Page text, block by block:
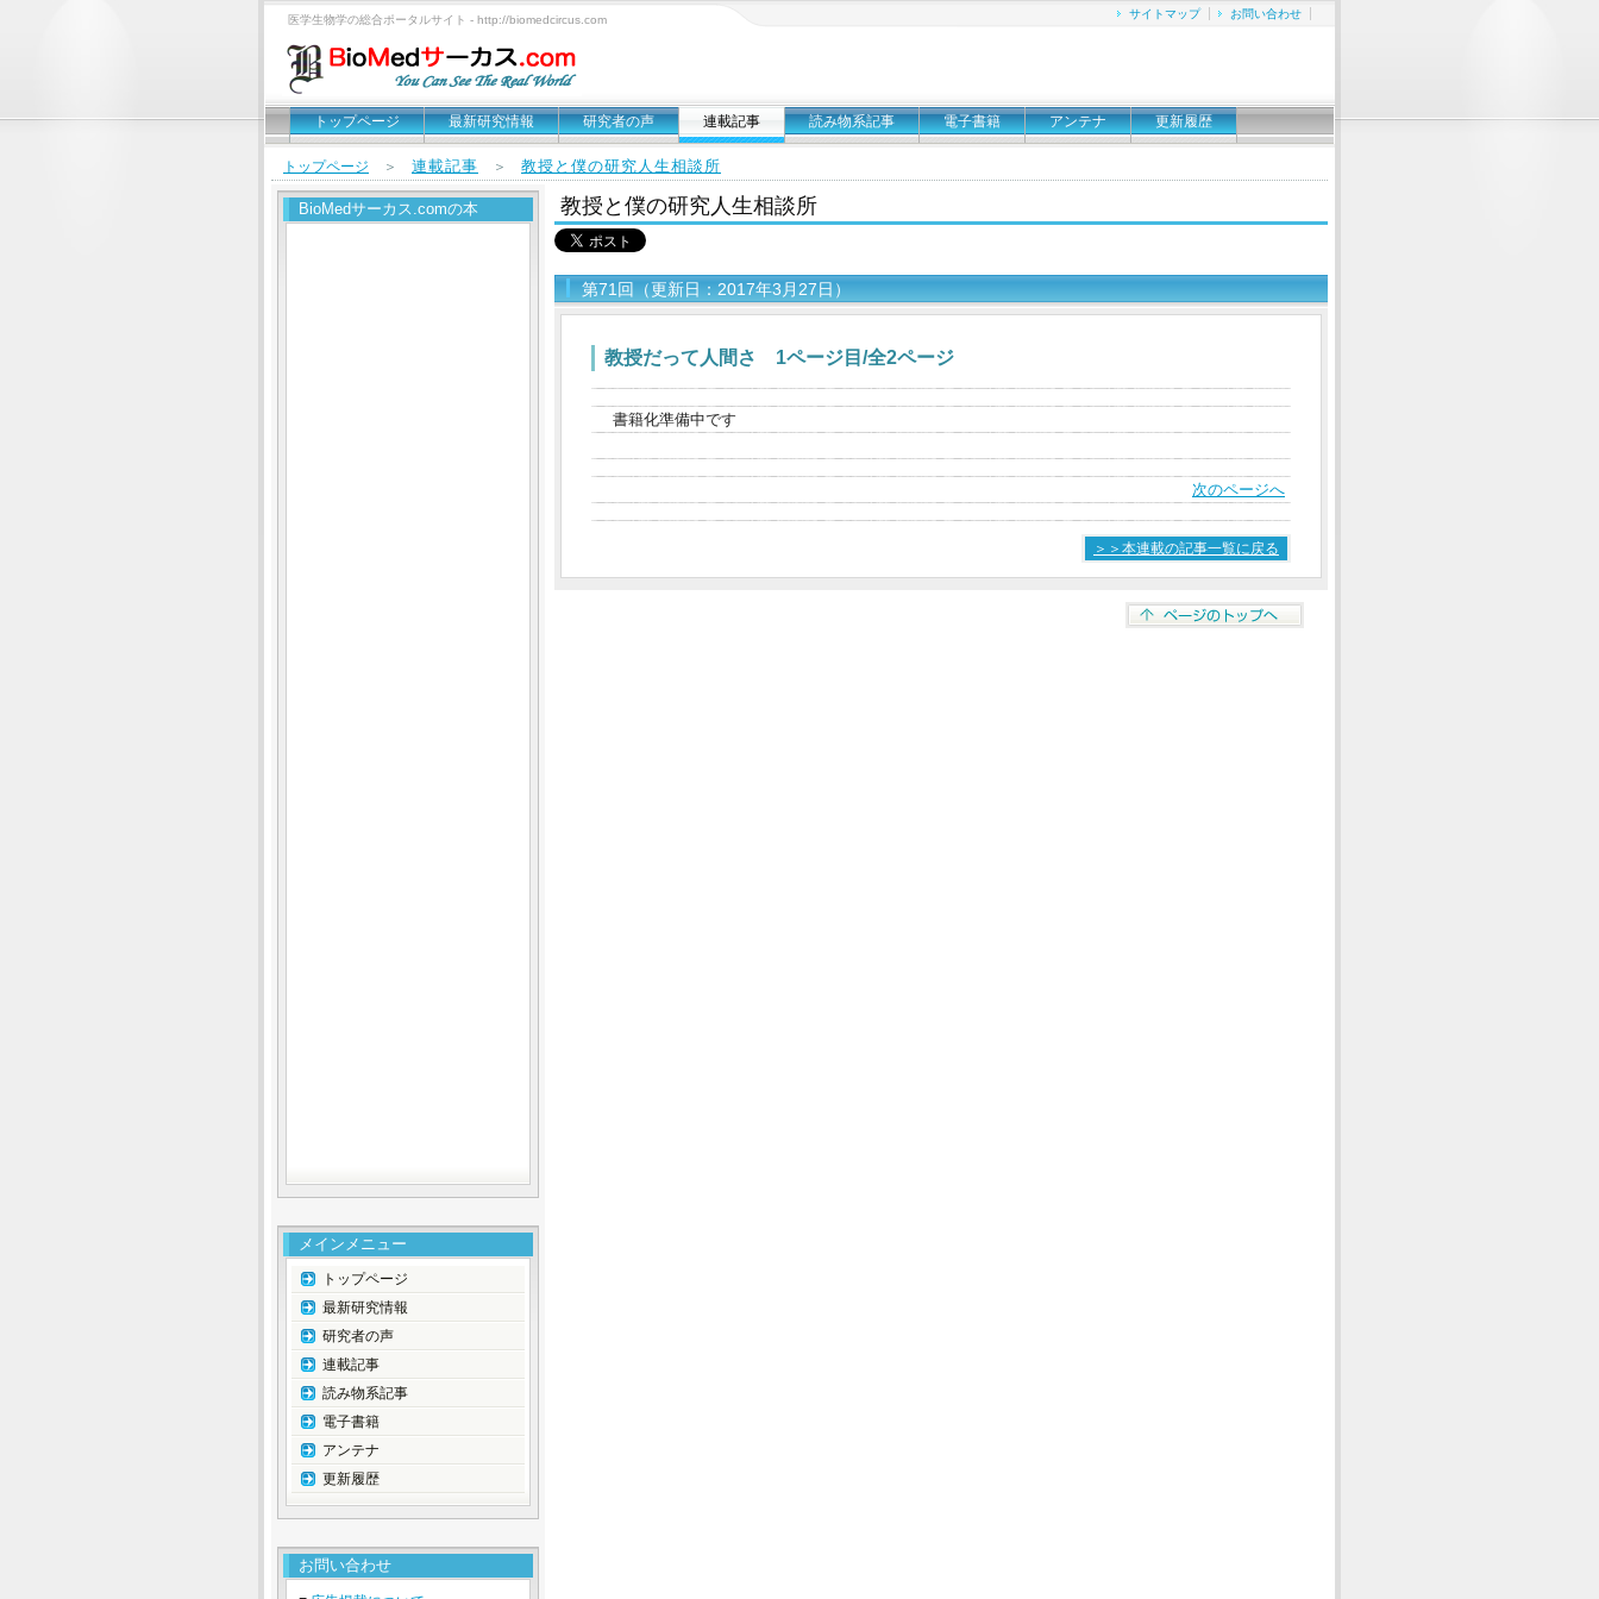
医学生物学の総合ポータルサイト - http://biomedcircus.com サイトマップ お問い合わせ
トップページ 最新研究情報 研究者の声 連載記事 読み物系記事 電子書籍 アンテナ 更新履歴
トップページ ＞ 連載記事 ＞ 教授と僕の研究人生相談所
教授と僕の研究人生相談所
第71回（更新日：2017年3月27日）
教授だって人間さ 1ページ目/全2ページ
書籍化準備中です
次のページへ
＞＞本連載の記事一覧に戻る
BioMedサーカス.comの本
メインメニュー
トップページ
最新研究情報
研究者の声
連載記事
読み物系記事
電子書籍
アンテナ
更新履歴
お問い合わせ